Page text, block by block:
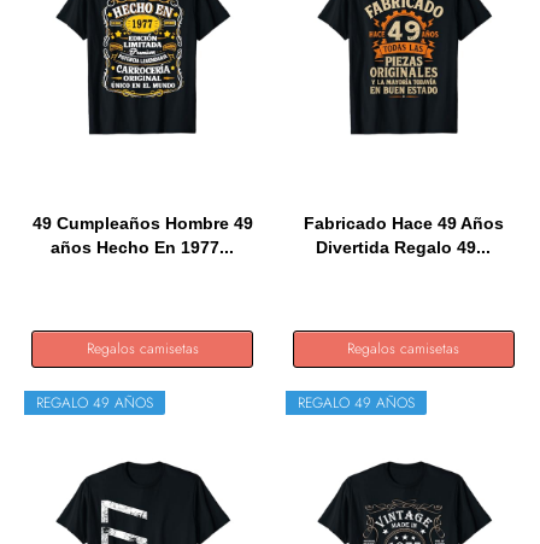
49 Cumpleaños Hombre 49
años Hecho En 1977...
Regalos camisetas
Fabricado Hace 49 Años
Divertida Regalo 49...
Regalos camisetas
REGALO 49 AÑOS REGALO 49 AÑOS